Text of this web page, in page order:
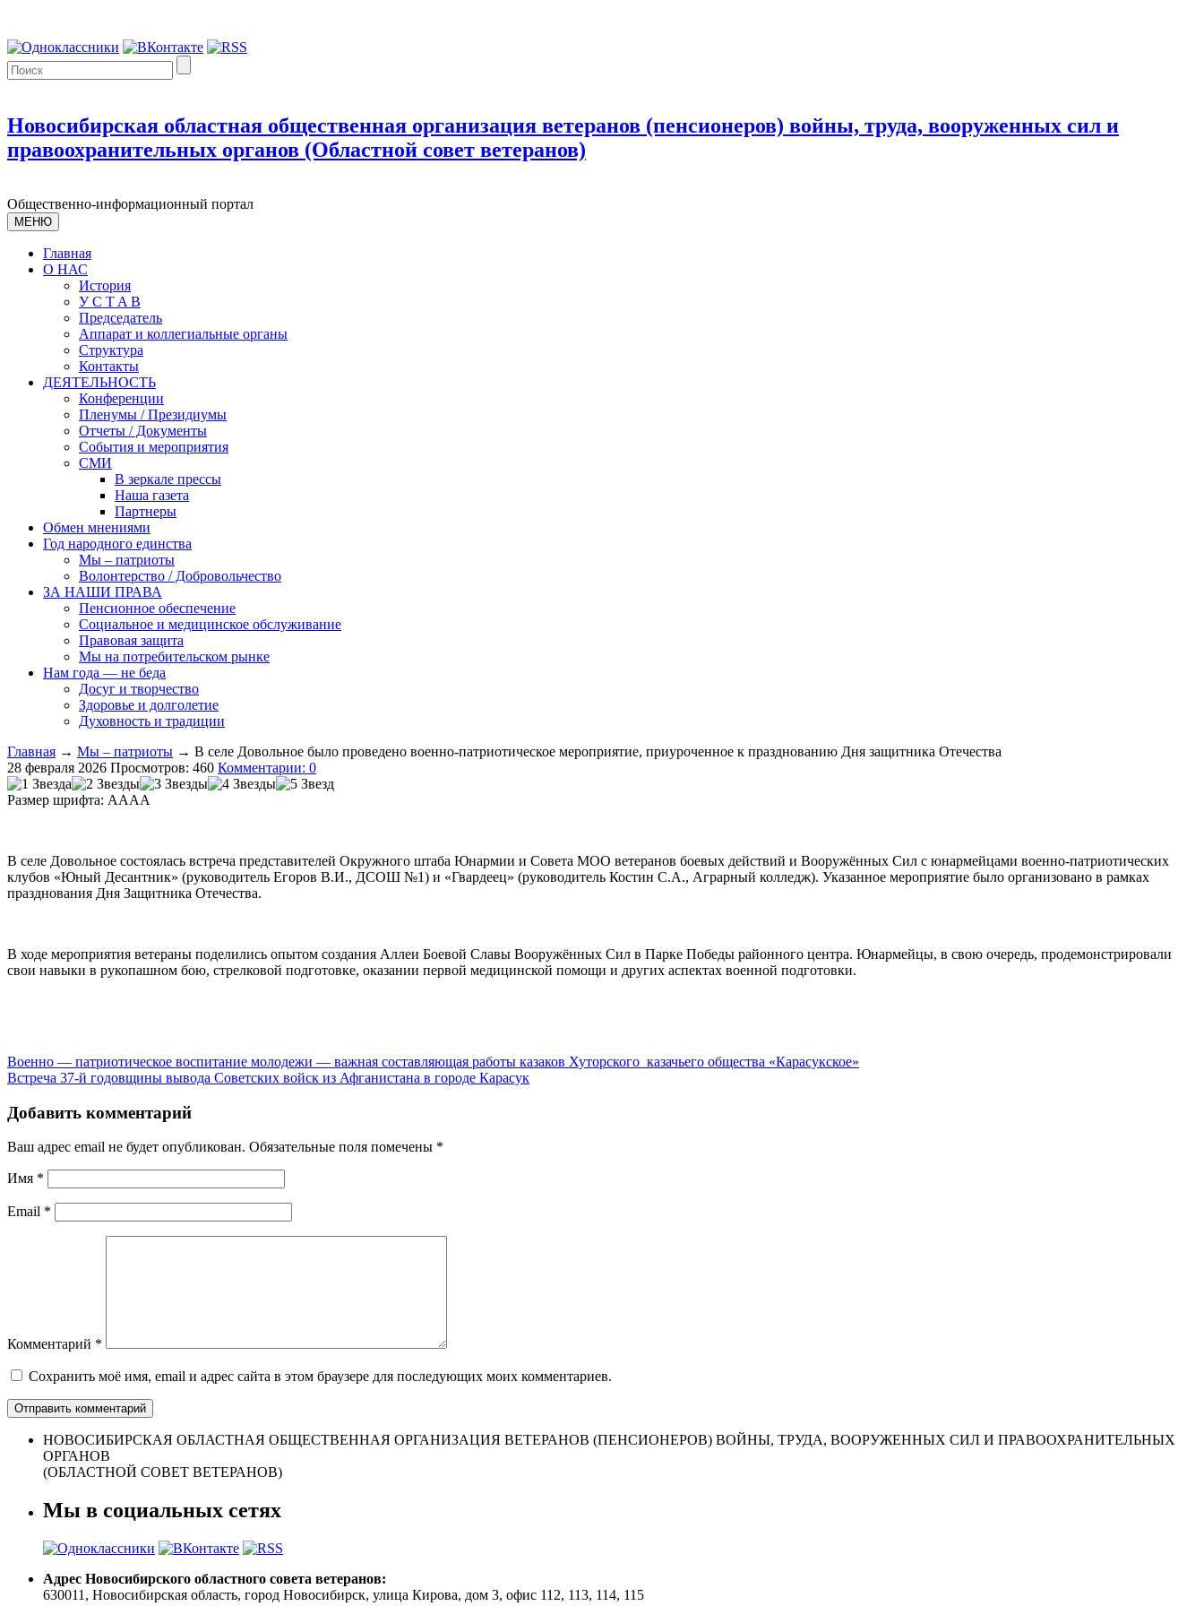
Новосибирская областная общественная организация ветеранов (пенсионеров) войны, труда, вооруженных сил и
правоохранительных органов (Областной совет ветеранов)
Общественно-информационный портал
МЕНЮ
Главная
О НАС
История
У С T A B
Председатель
Аппарат и коллегиальные органы
Структура
Контакты
ДЕЯТЕЛЬНОСТЬ
Конференции
Пленумы / Президиумы
Отчеты / Документы
События и мероприятия
СМИ
В зеркале прессы
Наша газета
Партнеры
Обмен мнениями
Год народного единства
Мы – патриоты
Волонтерство / Добровольчество
ЗА НАШИ ПРАВА
Пенсионное обеспечение
Социальное и медицинское обслуживание
Правовая защита
Мы на потребительском рынке
Нам года — не беда
Досуг и творчество
Здоровье и долголетие
Духовность и традиции
Главная → Мы – патриоты → В селе Довольное было проведено военно-патриотическое мероприятие, приуроченное к празднованию Дня защитника Отечества
28 февраля 2026 Просмотров: 460 Комментарии: 0
Размер шрифта: AAAA
В селе Довольное состоялась встреча представителей Окружного штаба Юнармии и Совета МОО ветеранов боевых действий и Вооружённых Сил с юнармейцами военно-патриотических
клубов «Юный Десантник» (руководитель Егоров В.И., ДСОШ №1) и «Гвардеец» (руководитель Костин С.А., Аграрный колледж). Указанное мероприятие было организовано в рамках
празднования Дня Защитника Отечества.
В ходе мероприятия ветераны поделились опытом создания Аллеи Боевой Славы Вооружённых Сил в Парке Победы районного центра. Юнармейцы, в свою очередь, продемонстрировали
свои навыки в рукопашном бою, стрелковой подготовке, оказании первой медицинской помощи и других аспектах военной подготовки.
Военно — патриотическое воспитание молодежи — важная составляющая работы казаков Хуторского казачьего общества «Карасукское»
Встреча 37-й годовщины вывода Советских войск из Афганистана в городе Карасук
Добавить комментарий
Ваш адрес email не будет опубликован. Обязательные поля помечены *
Имя *
Email *
Комментарий *
Сохранить моё имя, email и адрес сайта в этом браузере для последующих моих комментариев.
НОВОСИБИРСКАЯ ОБЛАСТНАЯ ОБЩЕСТВЕННАЯ ОРГАНИЗАЦИЯ ВЕТЕРАНОВ (ПЕНСИОНЕРОВ) ВОЙНЫ, ТРУДА, ВООРУЖЕННЫХ СИЛ И ПРАВООХРАНИТЕЛЬНЫХ
ОРГАНОВ
(ОБЛАСТНОЙ СОВЕТ ВЕТЕРАНОВ)
Мы в социальных сетях
Адрес Новосибирского областного совета ветеранов:
630011, Новосибирская область, город Новосибирск, улица Кирова, дом 3, офис 112, 113, 114, 115